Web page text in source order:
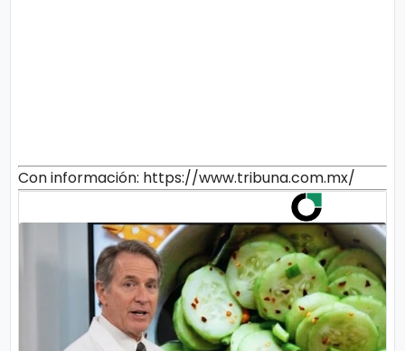
Con información: https://www.tribuna.com.mx/